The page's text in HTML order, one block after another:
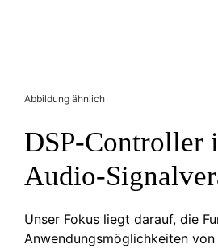
Abbildung ähnlich
DSP-Controller
Audio-
Unser Fokus liegt darauf, die
Anwendungsmöglichkeiten